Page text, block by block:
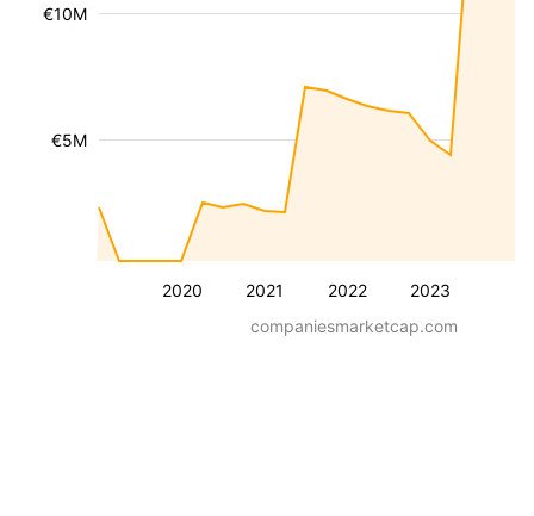
2020 2021 2022 2023
€5M
€10M
companiesmarketcap.com